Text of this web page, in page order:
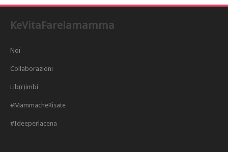
KeVitaFarelamamma
Noi
Collaborazioni
Lib(r)imbi
#MammacheRisate
#Ideeperlacena